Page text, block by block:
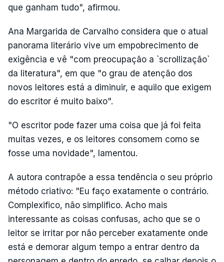
que ganham tudo", afirmou.
Ana Margarida de Carvalho considera que o atual
panorama literário vive um empobrecimento de
exigência e vê "com preocupação a `scrollização`
da literatura", em que "o grau de atenção dos
novos leitores está a diminuir, e aquilo que exigem
do escritor é muito baixo".
"O escritor pode fazer uma coisa que já foi feita
muitas vezes, e os leitores consomem como se
fosse uma novidade", lamentou.
A autora contrapõe a essa tendência o seu próprio
método criativo: "Eu faço exatamente o contrário.
Complexifico, não simplifico. Acho mais
interessante as coisas confusas, acho que se o
leitor se irritar por não perceber exatamente onde
está e demorar algum tempo a entrar dentro da